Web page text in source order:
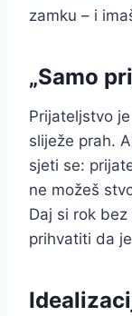
zamku – i
„Samo
Prijateljstvo
sliježe prah.
sjeti se:
ne možeš
Daj si rok
prihvatiti da